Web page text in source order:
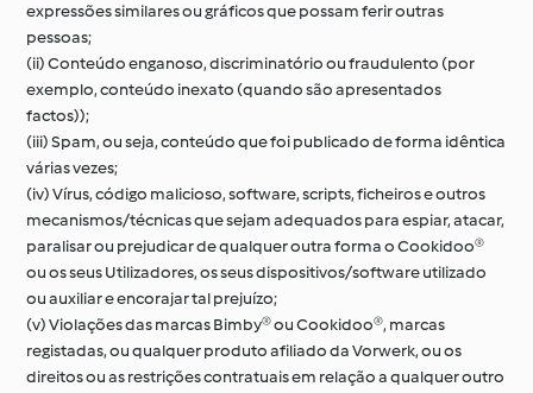
expressões similares ou gráficos que possam ferir outras
pessoas;
(ii) Conteúdo enganoso, discriminatório ou fraudulento (por
exemplo, conteúdo inexato (quando são apresentados
factos));
(iii) Spam, ou seja, conteúdo que foi publicado de forma idêntica
várias vezes;
(iv) Vírus, código malicioso, software, scripts, ficheiros e outros
mecanismos/técnicas que sejam adequados para espiar, atacar,
paralisar ou prejudicar de qualquer outra forma o Cookidoo®
ou os seus Utilizadores, os seus dispositivos/software utilizado
ou auxiliar e encorajar tal prejuízo;
(v) Violações das marcas Bimby® ou Cookidoo®, marcas
registadas, ou qualquer produto afiliado da Vorwerk, ou os
direitos ou as restrições contratuais em relação a qualquer outro